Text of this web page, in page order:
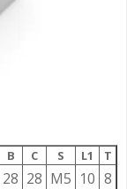
B C S L1 T
28 28 M5 10 8